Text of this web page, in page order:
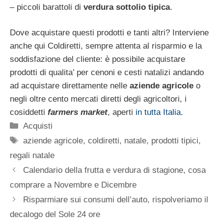
– piccoli barattoli di verdura sottolio tipica.
Dove acquistare questi prodotti e tanti altri? Interviene
anche qui Coldiretti, sempre attenta al risparmio e la
soddisfazione del cliente: è possibile acquistare
prodotti di qualita’ per cenoni e cesti natalizi andando
ad acquistare direttamente nelle aziende agricole o
negli oltre cento mercati diretti degli agricoltori, i
cosiddetti farmers market, aperti in tutta Italia.
Categorie
Acquisti
Tag
aziende agricole,coldiretti, natale, prodotti tipici,
regali natale
Calendario della frutta e verdura di stagione, cosa
comprare a Novembre e Dicembre
Risparmiare sui consumi dell’auto, rispolveriamo il
decalogo del Sole 24 ore